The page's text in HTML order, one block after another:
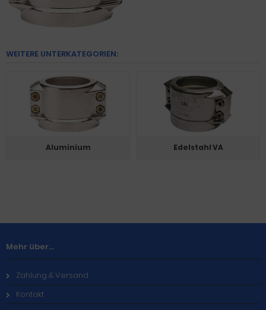
WEITERE UNTERKATEGORIEN:
Aluminium Edelstahl VA
Mehr über...
Zahlung & Versand
Kontakt